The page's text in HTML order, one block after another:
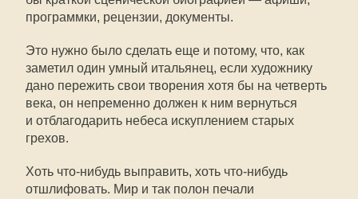
программки, рецензии, документы.
Это нужно было сделать еще и потому, что, как
заметил один умный итальянец, если художнику
дано пережить свои творения хотя бы на четверть
века, он непременно должен к ним вернуться
и отблагодарить небеса искуплением старых
грехов.
Хоть что-нибудь выправить, хоть что-нибудь
отшлифовать. Мир и так полон печали